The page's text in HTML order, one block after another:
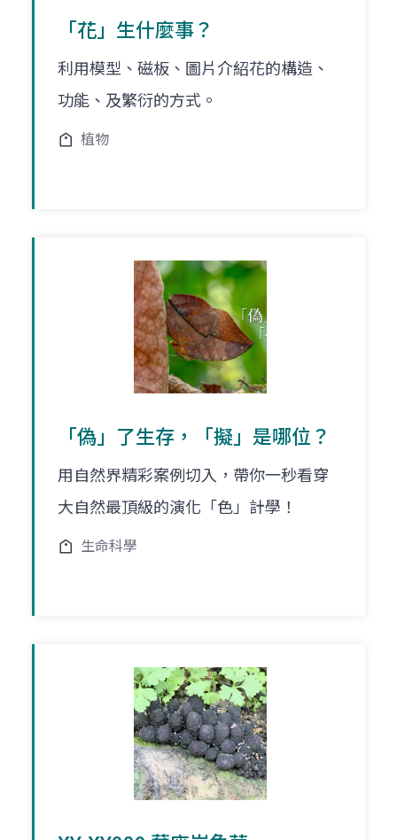
「花」生什麼事？
利用模型、磁板、圖片介紹花的構造、
功能、及繁衍的方式。
植物
「偽」了生存，「擬」是哪位？
用自然界精彩案例切入，帶你一秒看穿
大自然最頂級的演化「色」計學！
生命科學